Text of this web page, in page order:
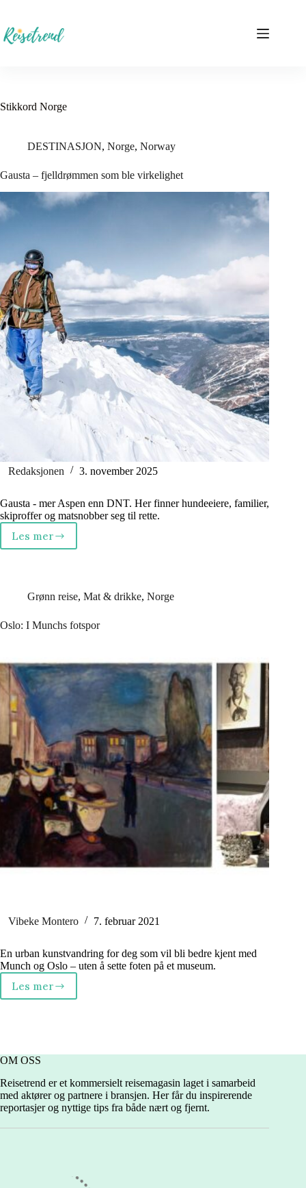
innholdet
Stikkord Norge
DESTINASJON, Norge, Norway
Gausta – fjelldrømmen som ble virkelighet
Redaksjonen 3. november 2025
Gausta - mer Aspen enn DNT. Her finner hundeeiere, familier,
skiproffer og matsnobber seg til rette.
Les mer
Gausta
ble
Grønn reise, Mat & drikke, Norge
Oslo: I Munchs fotspor
Vibeke Montero 7. februar 2021
En urban kunstvandring for deg som vil bli bedre kjent med
Munch og Oslo – uten å sette foten på et museum.
Les mer
Oslo:
OM OSS
Reisetrend er et kommersielt reisemagasin laget i samarbeid
med aktører og partnere i bransjen. Her får du inspirerende
reportasjer og nyttige tips fra både nært og fjernt.